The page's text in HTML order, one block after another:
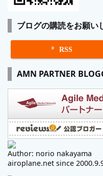
ブログの購読をお願い
 RSS
AMN PARTNER
Author: norio nakayama
airoplane.net since